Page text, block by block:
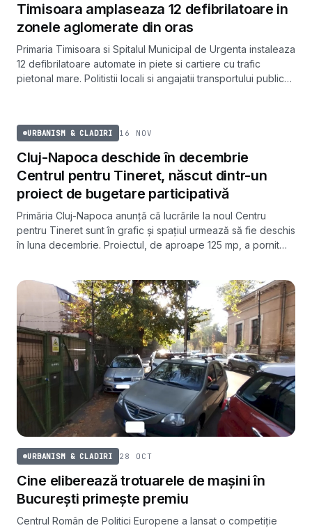
Timisoara amplaseaza 12 defibrilatoare in
zonele aglomerate din oras
Primaria Timisoara si Spitalul Municipal de Urgenta instaleaza
12 defibrilatoare automate in piete si cartiere cu trafic
pietonal mare. Politistii locali si angajatii transportului public
URBANISM & CLADIRI 16 NOV
Cluj-Napoca deschide în decembrie
Centrul pentru Tineret, născut dintr-un
proiect de bugetare participativă
Primăria Cluj-Napoca anunță că lucrările la noul Centru
pentru Tineret sunt în grafic și spațiul urmează să fie deschis
în luna decembrie. Proiectul, de aproape 125 mp, a pornit
URBANISM & CLADIRI 28 OCT
Cine eliberează trotuarele de mașini în
București primește premiu
Centrul Român de Politici Europene a lansat o competiție